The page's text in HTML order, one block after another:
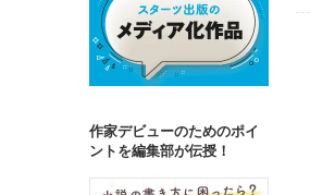
作家デビューのためのポイ
ントを編集部が伝授！